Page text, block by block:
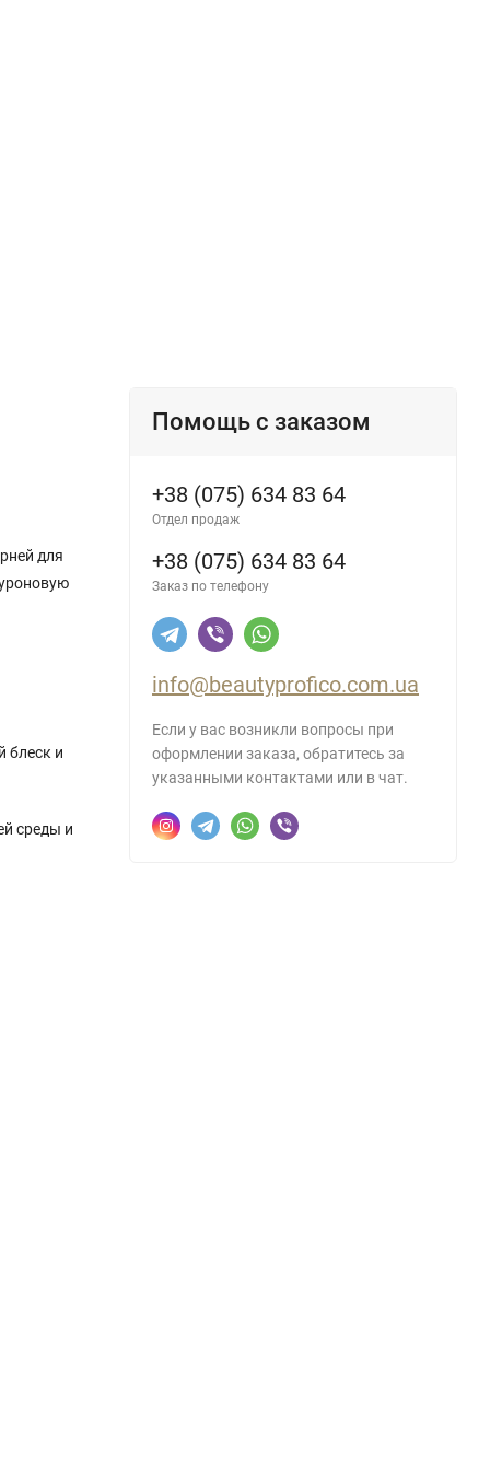
для
блеск и
среды и
Помощь с заказом
+38 (075) 634 83 64
Отдел продаж
+38 (075) 634 83 64
Заказ по телефону
info@beautyprofico.com.ua
Если у вас возникли вопросы при
оформлении заказа, обратитесь за
указанными контактами или в чат.